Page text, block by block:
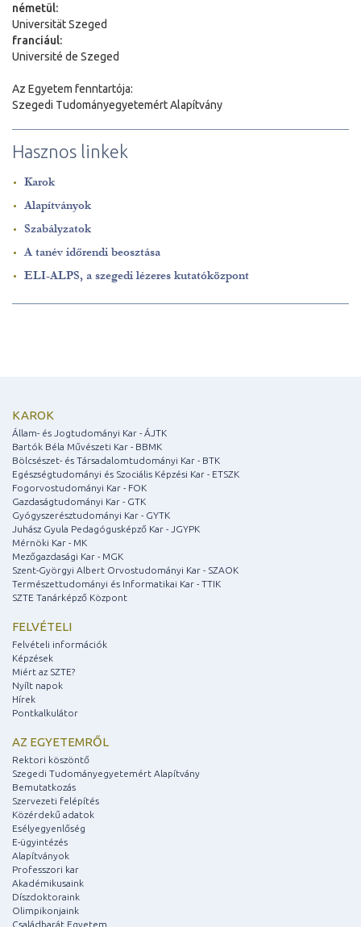
németül:
Universität Szeged
franciául:
Université de Szeged
Az Egyetem fenntartója:
Szegedi Tudományegyetemért Alapítvány
Hasznos linkek
Karok
Alapítványok
Szabályzatok
A tanév időrendi beosztása
ELI-ALPS, a szegedi lézeres kutatóközpont
KAROK
Állam- és Jogtudományi Kar - ÁJTK
Bartók Béla Művészeti Kar - BBMK
Bölcsészet- és Társadalomtudományi Kar - BTK
Egészségtudományi és Szociális Képzési Kar - ETSZK
Fogorvostudományi Kar - FOK
Gazdaságtudományi Kar - GTK
Gyógyszerésztudományi Kar - GYTK
Juhász Gyula Pedagógusképző Kar - JGYPK
Mérnöki Kar - MK
Mezőgazdasági Kar - MGK
Szent-Györgyi Albert Orvostudományi Kar - SZAOK
Természettudományi és Informatikai Kar - TTIK
SZTE Tanárképző Központ
FELVÉTELI
Felvételi információk
Képzések
Miért az SZTE?
Nyílt napok
Hírek
Pontkalkulátor
AZ EGYETEMRŐL
Rektori köszöntő
Szegedi Tudományegyetemért Alapítvány
Bemutatkozás
Szervezeti felépítés
Közérdekű adatok
Esélyegyenlőség
E-ügyintézés
Alapítványok
Professzori kar
Akadémikusaink
Díszdoktoraink
Olimpikonjaink
Családbarát Egyetem